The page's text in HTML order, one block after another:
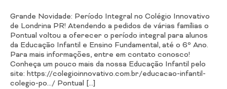
Grande Novidade: Período Integral no Colégio Innovativo
de Londrina PR! Atendendo a pedidos de várias famílias o
Pontual voltou a oferecer o período integral para alunos
da Educação Infantil e Ensino Fundamental, até o 6º Ano.
Para mais informações, entre em contato conosco!
Conheça um pouco mais da nossa Educação Infantil pelo
site: https://colegioinnovativo.com.br/educacao-infantil-
colegio-po…/ Pontual […]